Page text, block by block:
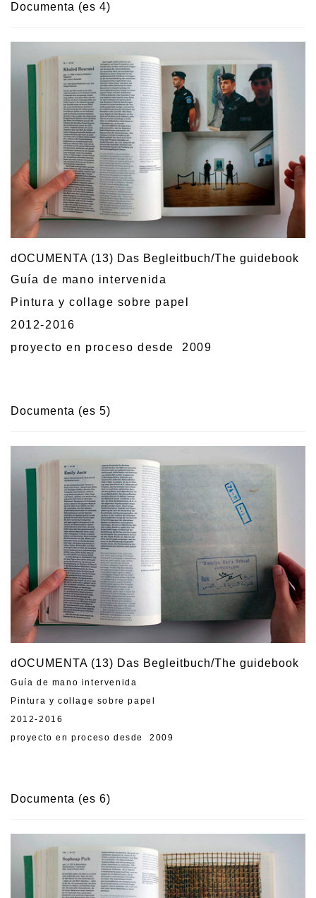
Documenta (es 4)
dOCUMENTA (13) Das Begleitbuch/The guidebook
Guía de mano intervenida
Pintura y collage sobre papel
2012-2016
proyecto en proceso desde 2009
Documenta (es 5)
dOCUMENTA (13) Das Begleitbuch/The guidebook
Guía de mano intervenida
Pintura y collage sobre papel
2012-2016
proyecto en proceso desde 2009
Documenta (es 6)